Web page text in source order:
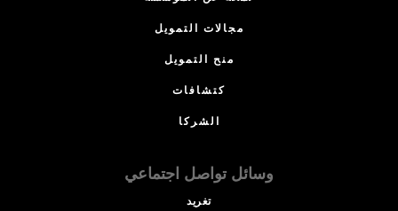
مجالات التمويل
منح التمويل
كتشافات
الشركا
وسائل تواصل اجتماعي
تغريد